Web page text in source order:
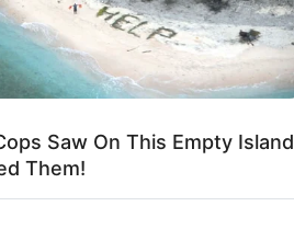
Saw On This Empty Island
Them!